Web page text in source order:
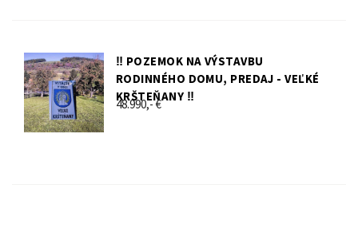
‼️ POZEMOK NA VÝSTAVBU
RODINNÉHO DOMU, PREDAJ - VEĽKÉ
KRŠTEŇANY ‼️
48.990,- €